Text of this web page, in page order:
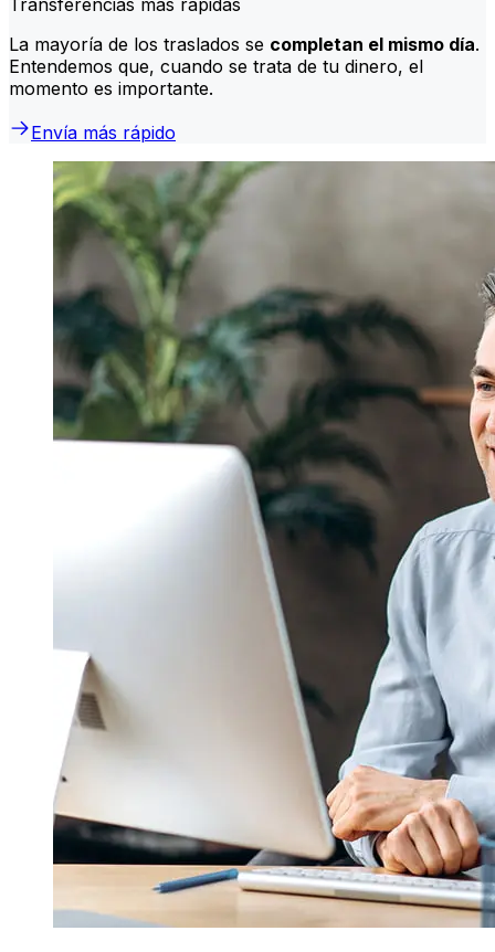
La mayoría de los traslados se completan el mismo día.
Entendemos que, cuando se trata de tu dinero, el
momento es importante.
Envía más rápido